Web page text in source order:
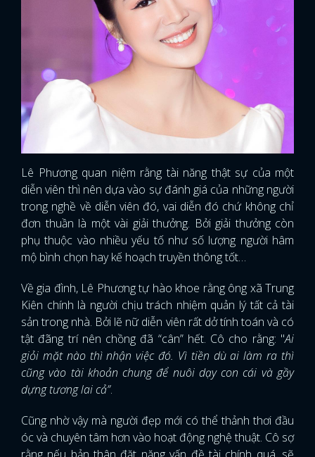
Lê Phương quan niệm rằng tài năng thật sự của một
diễn viên thì nên dựa vào sự đánh giá của những người
trong nghề về diễn viên đó, vai diễn đó chứ không chỉ
đơn thuần là một vài giải thưởng. Bởi giải thưởng còn
phụ thuộc vào nhiều yếu tố như số lượng người hâm
mộ bình chọn hay kế hoạch truyền thông tốt…
Về gia đình, Lê Phương tự hào khoe rằng ông xã Trung
Kiên chính là người chịu trách nhiệm quản lý tất cả tài
sản trong nhà. Bởi lẽ nữ diễn viên rất dở tính toán và có
tật đãng trí nên chồng đã “cân” hết. Cô cho rằng: "Ai
giỏi mặt nào thì nhận việc đó. Vì tiền dù ai làm ra thì
cũng vào tài khoản chung để nuôi dạy con cái và gầy
dựng tương lai cả”.
Cũng nhờ vậy mà người đẹp mới có thể thảnh thơi đầu
óc và chuyên tâm hơn vào hoạt động nghệ thuật. Cô sợ
rằng nếu bản thân đặt nặng vấn đề tài chính quá, sẽ